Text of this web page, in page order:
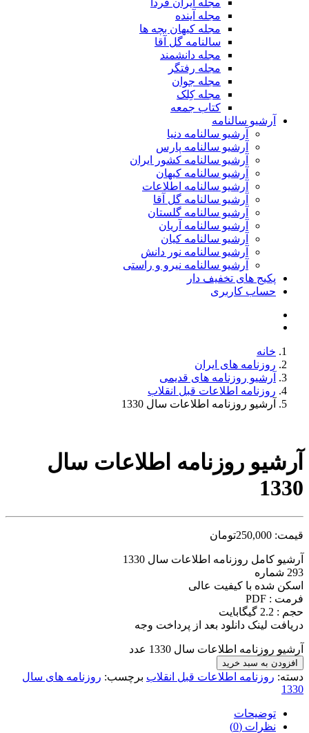
مجله ایران فردا
مجله آینده
مجله کیهان بچه ها
سالنامه گل آقا
مجله دانشمند
مجله رفتگر
مجله جوان
مجله کِلک
کتاب جمعه
آرشیو سالنامه
آرشیو سالنامه دنیا
آرشیو سالنامه پارس
آرشیو سالنامه کشور ایران
آرشیو سالنامه کیهان
آرشیو سالنامه اطلاعات
آرشیو سالنامه گل آقا
آرشیو سالنامه گلستان
آرشیو سالنامه آریان
آرشیو سالنامه کیان
آرشیو سالنامه نور دانش
آرشیو سالنامه نیرو و راستی
پکیج های تخفیف دار
حساب کاربری
خانه
روزنامه های ایران
آرشیو روزنامه های قدیمی
روزنامه اطلاعات قبل انقلاب
آرشیو روزنامه اطلاعات سال 1330
آرشیو روزنامه اطلاعات سال
1330
قیمت: 250,000تومان
آرشیو کامل روزنامه اطلاعات سال 1330
293 شماره
اسکن شده با کیفیت عالی
فرمت : PDF
حجم : 2.2 گیگابایت
دریافت لینک دانلود بعد از پرداخت وجه
آرشیو روزنامه اطلاعات سال 1330 عدد
افزودن به سبد خرید
دسته: روزنامه اطلاعات قبل انقلاب برچسب: روزنامه های سال
1330
توضیحات
نظرات (0)